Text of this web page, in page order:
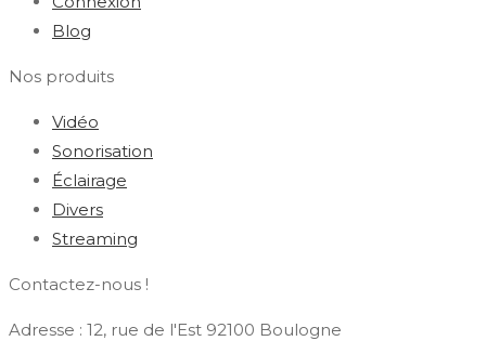
Blog
Nos produits
Vidéo
Sonorisation
Éclairage
Divers
Streaming
Contactez-nous !
Adresse : 12, rue de l'Est 92100 Boulogne